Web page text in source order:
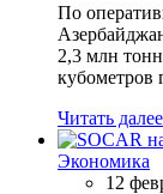
По
2,3 млн
кубометров
Читать далее
Экономика
12